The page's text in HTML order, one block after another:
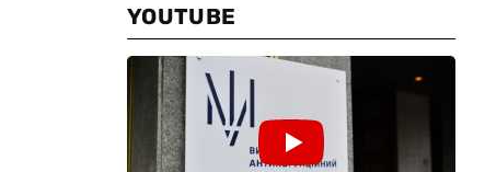
YOUTUBE